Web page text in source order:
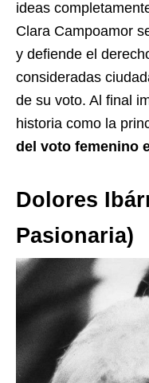
ideas
Clara Campoamor
y defiende el
consideradas
de su voto. Al final
historia como la
del voto femenino
Dolores
Pasionaria)